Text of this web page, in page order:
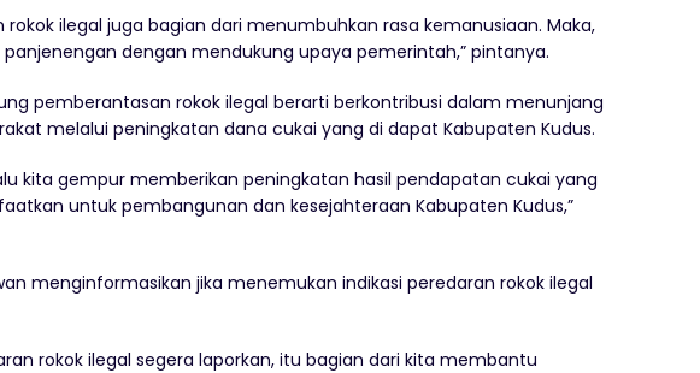
rokok ilegal juga bagian dari menumbuhkan rasa kemanusiaan. Maka,
dengan mendukung upaya pemerintah,” pintanya.
pemberantasan rokok ilegal berarti berkontribusi dalam menunjang
melalui peningkatan dana cukai yang di dapat Kabupaten Kudus.
kita gempur memberikan peningkatan hasil pendapatan cukai yang
untuk pembangunan dan kesejahteraan Kabupaten Kudus,”
menginformasikan jika menemukan indikasi peredaran rokok ilegal
rokok ilegal segera laporkan, itu bagian dari kita membantu